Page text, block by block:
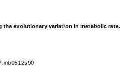
the evolutionary variation in metabolic rate.